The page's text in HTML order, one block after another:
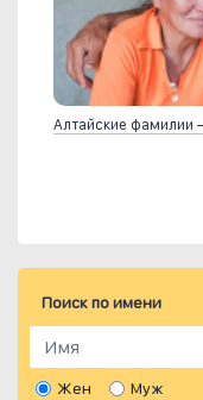
Алтайские фамилии
Поиск по имени
Жен Муж